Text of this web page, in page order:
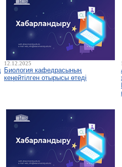
12.12.2025
Биология кафедрасының
кеңейтілген отырысы өтеді